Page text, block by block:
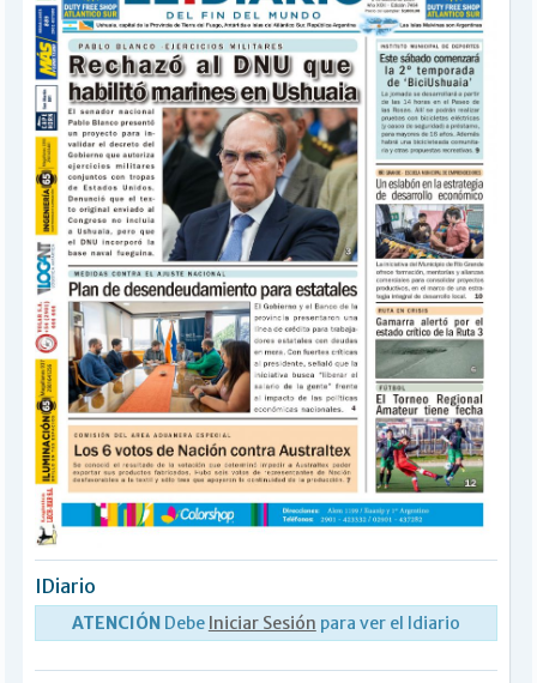
POLICIALES
I-DIARIO
MÁS
BÚSQUEDA
Buscar
IDiario
ATENCIÓN Debe Iniciar Sesión para ver el Idiario